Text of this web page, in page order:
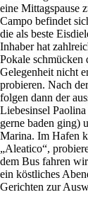
eine Mittagspause
Campo befindet
die als beste
Inhaber hat
Pokale schmücken
Gelegenheit nicht
probieren. Nach
folgen dann der
Liebesinsel
gerne baden ging)
Marina. Im Hafen
„Aleatico“,
dem Bus fahren
ein köstliches
Gerichten zur